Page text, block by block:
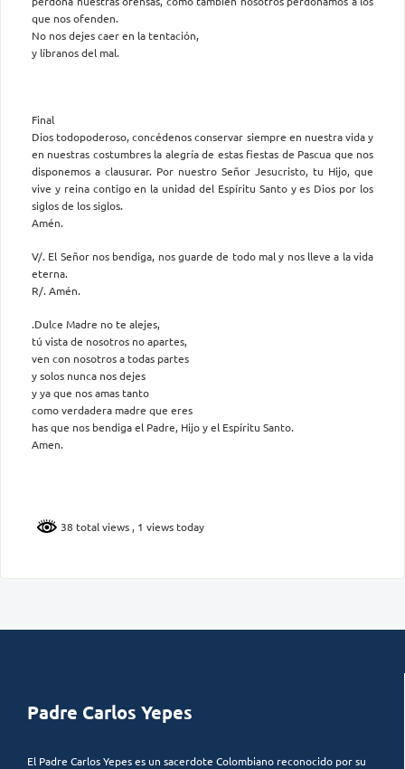
que nos ofenden.
No nos dejes caer en la tentación,
y líbranos del mal.
Final
Dios todopoderoso, concédenos conservar siempre en nuestra vida y
en nuestras costumbres la alegría de estas fiestas de Pascua que nos
disponemos a clausurar. Por nuestro Señor Jesucristo, tu Hijo, que
vive y reina contigo en la unidad del Espíritu Santo y es Dios por los
siglos de los siglos.
Amén.
V/. El Señor nos bendiga, nos guarde de todo mal y nos lleve a la vida
eterna.
R/. Amén.
.Dulce Madre no te alejes,
tú vista de nosotros no apartes,
ven con nosotros a todas partes
y solos nunca nos dejes
y ya que nos amas tanto
como verdadera madre que eres
has que nos bendiga el Padre, Hijo y el Espíritu Santo.
Amen.
38 total views , 1 views today
Padre Carlos Yepes
El Padre Carlos Yepes es un sacerdote Colombiano reconocido por su